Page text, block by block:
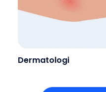
Dermatologi